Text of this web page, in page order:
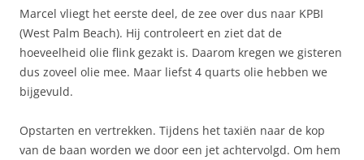
Marcel vliegt het eerste deel, de zee over dus naar KPBI
(West Palm Beach). Hij controleert en ziet dat de
hoeveelheid olie flink gezakt is. Daarom kregen we gisteren
dus zoveel olie mee. Maar liefst 4 quarts olie hebben we
bijgevuld.
Opstarten en vertrekken. Tijdens het taxiën naar de kop
van de baan worden we door een jet achtervolgd. Om hem